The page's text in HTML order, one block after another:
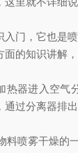
入门，它也是
面的知识讲解
热器进入空气
过分离器排出
料喷雾干燥的